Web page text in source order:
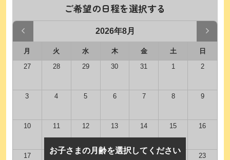
ご希望の日程を選択する
2026年8月
月 火 水 木 金 土
日
27
28 29 30 31 1 2
3 4 5 6 7 8 9
10 11 12 13 14 15 16
17 18 19 20 21 22 23
お子さまの月齢を選択してください